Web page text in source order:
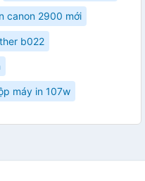
canon 2900 mới
b022
máy in 107w